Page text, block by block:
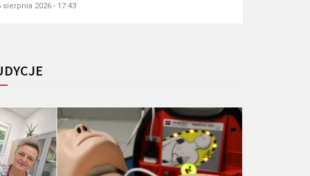
sierpnia 2026 - 17:43